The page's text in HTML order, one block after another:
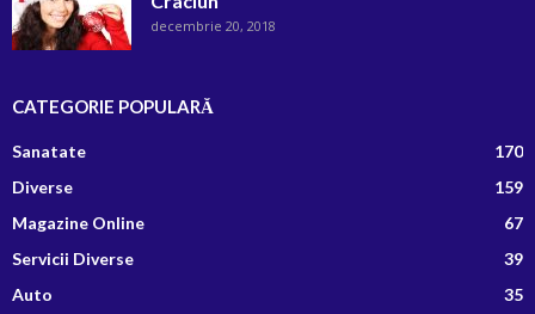
decembrie 20, 2018
CATEGORIE POPULARĂ
Sanatate
170
Diverse
159
Magazine Online
67
Servicii Diverse
39
Auto
35